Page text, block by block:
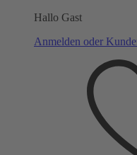
Hallo Gast
Anmelden oder